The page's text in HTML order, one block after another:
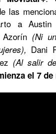
las
a Austin
(Ni
Dani
(Al salir
el 7 de